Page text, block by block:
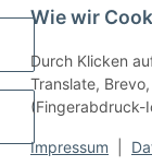
Wie wir
Durch Klicken
Translate,
(Fingerabdruck-
Impressum